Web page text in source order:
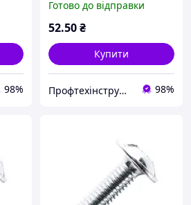
98%
міцний. 4.8 цинк білий
(пач. 50 шт.)
Готово до відправки
52.50₴
Купити
Профтехінструмент 98%